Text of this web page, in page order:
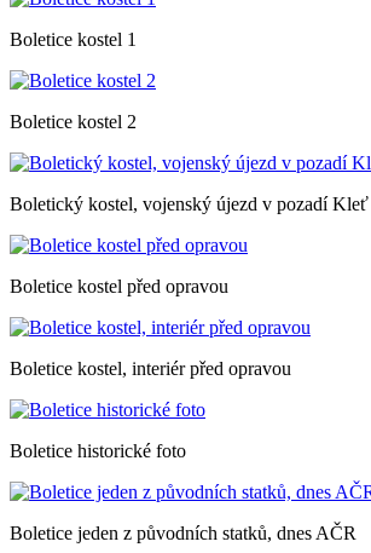
Boletice kostel 1
Boletice kostel 2
Boletický kostel, vojenský újezd v pozadí Kleť
Boletice kostel před opravou
Boletice kostel, interiér před opravou
Boletice historické foto
Boletice jeden z původních statků, dnes AČR